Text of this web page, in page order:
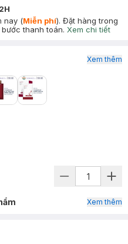
nay (Miễn phí). Đặt hàng trong
bước thanh toán. Xem chi tiết
Xem thêm
Xem thêm